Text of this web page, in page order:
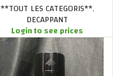
**TOUT LES CATEGORIS**,
DECAPPANT
Login to see prices